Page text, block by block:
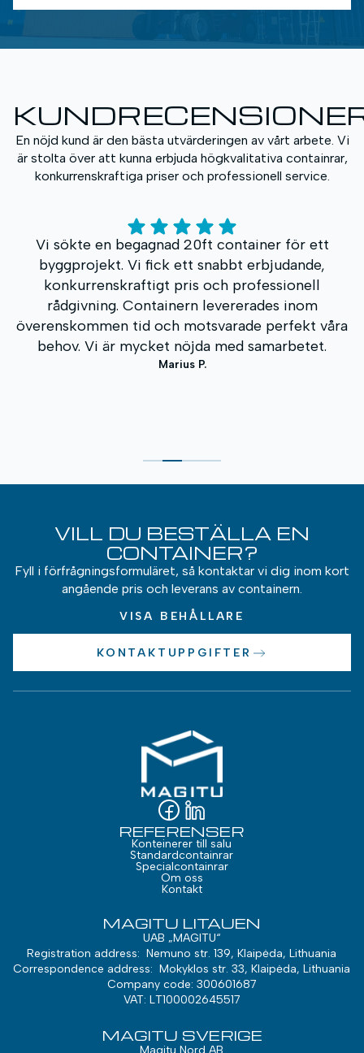
En nöjd kund är den bästa utvärderingen av vårt arbete. Vi
är stolta över att kunna erbjuda högkvalitativa containrar,
konkurrenskraftiga priser och professionell service.
för ett
inom
perfekt våra
Vi köpte en High Cube-container
lagringsutrymme. Det som förvånade
snabba servicen och den
kommunikationen under hela
Containerns kvalitet är utmärkt och
av de bästa på marknaden. Vi
att vända oss hit igen i
VILL DU BESTÄLLA EN
CONTAINER?
Fyll i förfrågningsformuläret, så kontaktar vi dig inom kort
angående pris och leverans av containern.
VISA BEHÅLLARE
KONTAKTUPPGIFTER
REFERENSER
Konteinerer till salu
Standardcontainrar
Specialcontainrar
Om oss
Kontakt
MAGITU LITAUEN
UAB „MAGITU“
Registration address: Nemuno str. 139, Klaipėda, Lithuania
Correspondence address: Mokyklos str. 33, Klaipėda, Lithuania
Company code: 300601687
VAT: LT100002645517
MAGITU SVERIGE